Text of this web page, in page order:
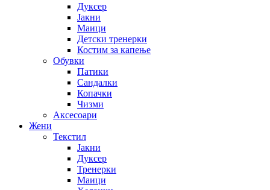
Дуксер
Јакни
Маици
Детски тренерки
Костим за капење
Обувки
Патики
Сандалки
Копачки
Чизми
Аксесоари
Жени
Текстил
Јакни
Дуксер
Тренерки
Маици